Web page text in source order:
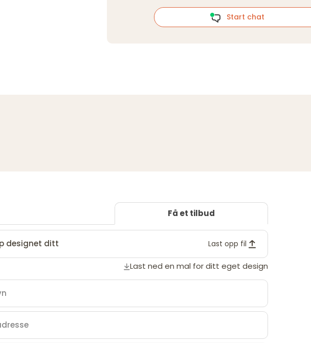
Start chat
Få et tilbud
designet ditt Last opp fil
Last ned en mal for ditt eget design